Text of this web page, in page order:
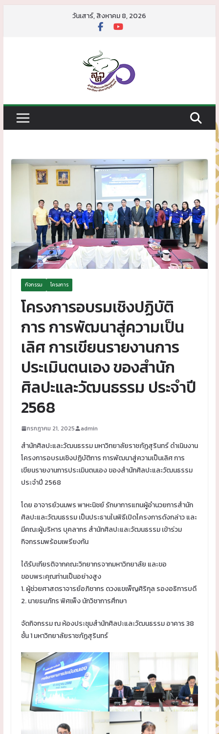
วันเสาร์, สิงหาคม 8, 2026
กิจกรรม โครงการ
โครงการอบรมเชิงปฏิบัติ
การ การพัฒนาสู่ความเป็น
เลิศ การเขียนรายงานการ
ประเมินตนเอง ของสำนัก
ศิลปะและวัฒนธรรม ประจำปี
2568
กรกฎาคม 21, 2025 admin
สำนักศิลปะและวัฒนธรรม มหาวิทยาลัยราชภัฏสุรินทร์ ดำเนินงาน
โครงการอบรมเชิงปฏิบัติการ การพัฒนาสู่ความเป็นเลิศ การ
เขียนรายงานการประเมินตนเอง ของสำนักศิลปะและวัฒนธรรม
ประจำปี 2568
โดย อาจารย์วนมพร พาหะนิชย์ รักษาการแทนผู้อำนวยการสำนัก
ศิลปะและวัฒนธรรม เป็นประธานในพิธีเปิดโครงการดังกล่าว และ
มีคณะผู้บริหาร บุคลากร สำนักศิลปะและวัฒนธรรม เข้าร่วม
กิจกรรมพร้อมเพรียงกัน
ได้รับเกียรติจากคณะวิทยากรจากมหาวิทยาลัย และขอ
ขอบพระคุณท่านเป็นอย่างสูง
1. ผู้ช่วยศาสตราจารย์อภิชากร ดวงแขเพ็ญศิริกุล รองอธิการบดี
2. นายธนภัทร พิศเพ็ง นักวิชาการศึกษา
จัดกิจกรรม ณ ห้องประชุมสำนักศิลปะและวัฒนธรรม อาคาร 38
ชั้น 1 มหาวิทยาลัยราชภัฏสุรินทร์